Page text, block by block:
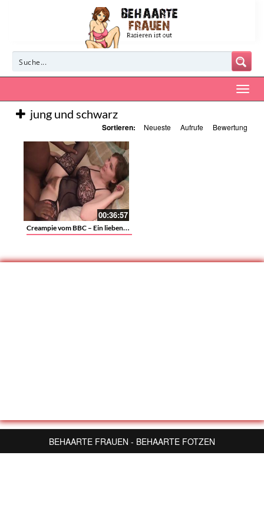
jung und schwarz
Sortieren: Neueste Aufrufe Bewertung
00:36:57
Creampie vom BBC – Ein liebenwertes Traumgirl mit haariger Muschi, dicken Titten und Reiwäsche wird besamt
BEHAARTE FRAUEN - BEHAARTE FOTZEN